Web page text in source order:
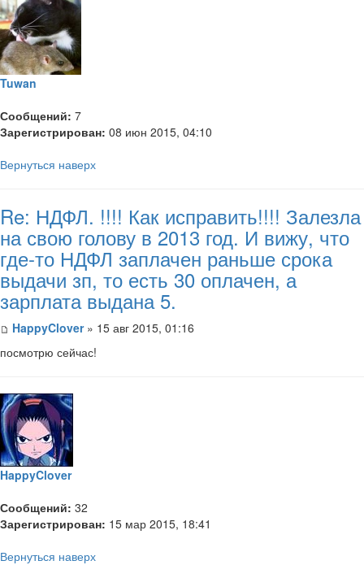
Tuwan
Сообщений: 7
Зарегистрирован: 08 июн 2015, 04:10
Вернуться наверх
Re: НДФЛ. !!!! Как исправить!!!! Залезла
на свою голову в 2013 год. И вижу, что
где-то НДФЛ заплачен раньше срока
выдачи зп, то есть 30 оплачен, а
зарплата выдана 5.
HappyClover» 15 авг 2015, 01:16
посмотрю сейчас!
HappyClover
Сообщений: 32
Зарегистрирован: 15 мар 2015, 18:41
Вернуться наверх